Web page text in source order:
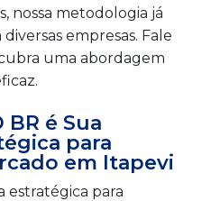
nossa metodologia já
empresas. Fale
uma abordagem
BR é Sua
para
em Itapevi
estratégica para